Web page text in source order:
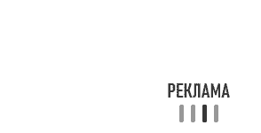
Комбинационная крыша